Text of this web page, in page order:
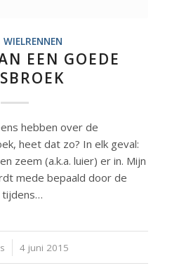
WIELRENNEN
EEN GOEDE
hebben over de
heet dat zo? In elk geval:
zeem (a.k.a. luier) er in. Mijn
mede bepaald door de
tijdens…
4 juni 2015